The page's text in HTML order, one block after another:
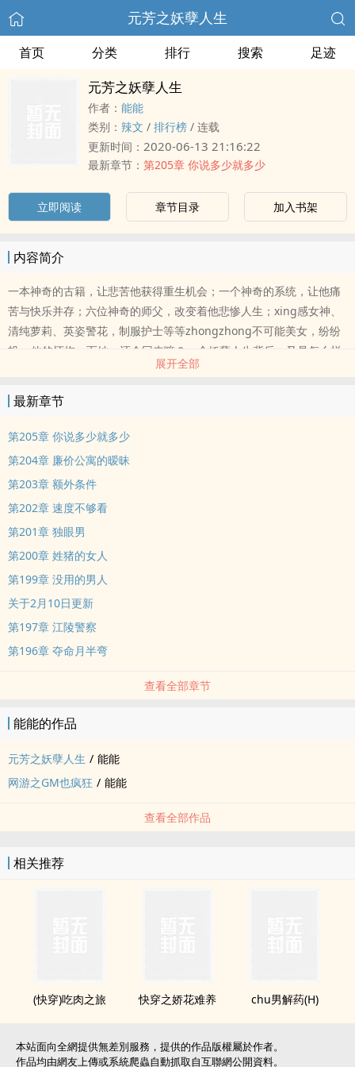
元芳之妖孽人生
首页 分类 排行 搜索 足迹
元芳之妖孽人生
作者： 能能
类别： ‍辣‎文­‍​ / 排行榜 / 连载
更新时间： 2020-06-13 21:16:22
最新章节： 第205章 你说多少就多少
立即阅读 章节目录 加入书架
内容简介
一本神奇的古籍，让悲苦他获得重生机会；一个神奇的系统，让他痛
苦与快乐并存；六位神奇的师父，改变着他悲惨人生；xing感女神、
清纯萝莉、英姿警花，制服护士等等zhongzhong不可能美女，纷纷
投ru他的怀抱；而她，还会回来嘛？一个妖孽人生背后，又是怎么样
的一个人呢？元芳，你怎么看！
各位书友要是觉得《元芳之妖孽人生》还不错的话请不要忘记向您群
和微博里的朋友推荐哦！《元芳之妖孽人生》作者：能能享受阅读 享
展开全部
最新章节
第205章 你说多少就多少
第204章 廉价公寓的暧昧
第203章 额外条件
第202章 速度不够看
第201章 独眼男
第200章 姓猪的女人
第199章 没用的男人
关于2月10日更新
第197章 江陵警察
第196章 夺命月半弯
查看全部章节
能能的作品
元芳之妖孽人生 / 能能
网游之GM也疯狂 / 能能
查看全部作品
相关推荐
(快穿)吃肉之旅 快穿之娇花难养 chu男解药(H)
本站面向全網提供無差別服務，提供的作品版權屬於作者。
作品均由網友上傳或系統爬蟲自動抓取自互聯網公開資料。